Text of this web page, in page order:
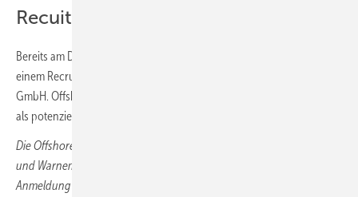
Recuiting Day am 15. Oktober
Bereits am Dienstag, 15. Oktober, startet die Offshore Connect mit
einem Recruiting-Tag in Rostock bei der SC Training & Assembly
GmbH. Offshore Wind und maritime Unternehmen stellen sich dort
als potenzielle neue Arbeitgeber vor.
Die Offshore Connect findet am 15. und 16. Oktober 2024 in Rostock
und Warnemünde statt. Das komplette Programm und einen Link zur
Anmeldung finden Sie auf der